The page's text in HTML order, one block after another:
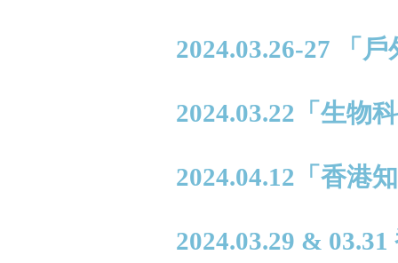
2024.03.26-27 「
2024.03.22「生物
2024.04.12「香港
2024.03.29 &